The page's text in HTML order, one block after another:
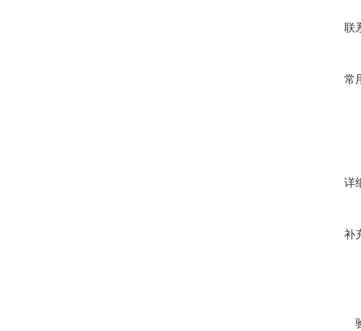
联
常
详
补